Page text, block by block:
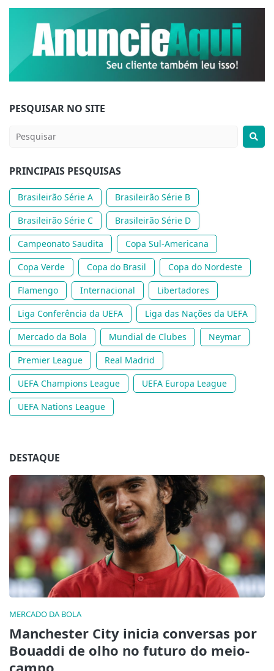
PESQUISAR NO SITE
PRINCIPAIS PESQUISAS
Brasileirão Série A
Brasileirão Série B
Brasileirão Série C
Brasileirão Série D
Campeonato Saudita
Copa Sul-Americana
Copa Verde
Copa do Brasil
Copa do Nordeste
Flamengo
Internacional
Libertadores
Liga Conferência da UEFA
Liga das Nações da UEFA
Mercado da Bola
Mundial de Clubes
Neymar
Premier League
Real Madrid
UEFA Champions League
UEFA Europa League
UEFA Nations League
DESTAQUE
MERCADO DA BOLA
Manchester City inicia conversas por
Bouaddi de olho no futuro do meio-
campo